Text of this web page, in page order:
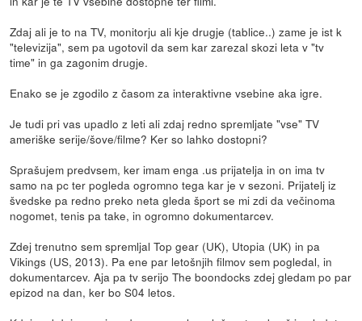
Zdaj ali je to na TV, monitorju ali kje drugje (tablice..) zame je ist k
"televizija", sem pa ugotovil da sem kar zarezal skozi leta v "tv
time" in ga zagonim drugje.
Enako se je zgodilo z časom za interaktivne vsebine aka igre.
Je tudi pri vas upadlo z leti ali zdaj redno spremljate "vse" TV
ameriške serije/šove/filme? Ker so lahko dostopni?
Sprašujem predvsem, ker imam enga .us prijatelja in on ima tv
samo na pc ter pogleda ogromno tega kar je v sezoni. Prijatelj iz
švedske pa redno preko neta gleda šport se mi zdi da večinoma
nogomet, tenis pa take, in ogromno dokumentarcev.
Zdej trenutno sem spremljal Top gear (UK), Utopia (UK) in pa
Vikings (US, 2013). Pa ene par letošnjih filmov sem pogledal, in
dokumentarcev. Aja pa tv serijo The boondocks zdej gledam po par
epizod na dan, ker bo S04 letos.